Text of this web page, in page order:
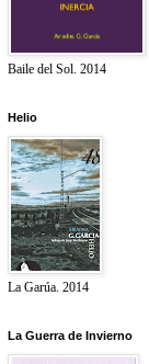
Baile del Sol. 2014
Helio
La Garúa. 2014
La Guerra de Invierno